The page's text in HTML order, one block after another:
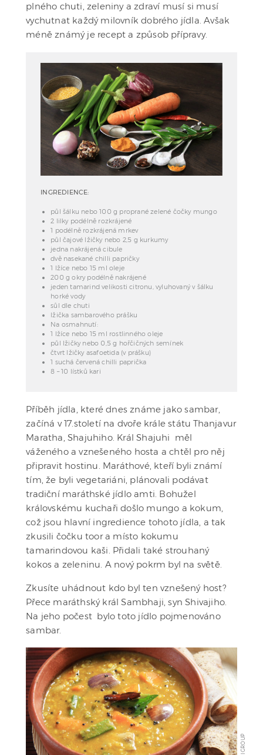
plného chuti, zeleniny a zdraví musí si musí
vychutnat každý milovník dobrého jídla. Avšak
méně známý je recept a způsob přípravy.
INGREDIENCE:
půl šálku nebo 100 g proprané zelené čočky mungo
2 lilky podélně rozkrájené
1 podélně rozkrájená mrkev
půl čajové lžičky nebo 2,5 g kurkumy
jedna nakrájená cibule
dvě nasekané chilli papričky
1 lžíce nebo 15 ml oleje
200 g okry podélně nakrájené
jeden tamarind velikosti citronu, vyluhovaný v šálku
horké vody
sůl dle chuti
lžička sambarového prášku
Na osmahnutí:
1 lžíce nebo 15 ml rostlinného oleje
půl lžičky nebo 0,5 g hořčičných semínek
čtvrt lžičky asafoetida (v prášku)
1 suchá červená chilli paprička
8 – 10 lístků kari
Příběh jídla, které dnes známe jako sambar,
začíná v 17.století na dvoře krále státu Thanjavur
Maratha, Shajuhiho. Král Shajuhi měl
váženého a vznešeného hosta a chtěl pro něj
připravit hostinu. Maráthové, kteří byli známí
tím, že byli vegetariáni, plánovali podávat
tradiční maráthské jídlo amti. Bohužel
královskému kuchaři došlo mungo a kokum,
což jsou hlavní ingredience tohoto jídla, a tak
zkusili čočku toor a místo kokumu
tamarindovou kaši. Přidali také strouhaný
kokos a zeleninu. A nový pokrm byl na světě.
Zkusíte uhádnout kdo byl ten vznešený host?
Přece maráthský král Sambhaji, syn Shivajiho.
Na jeho počest bylo toto jídlo pojmenováno
sambar.